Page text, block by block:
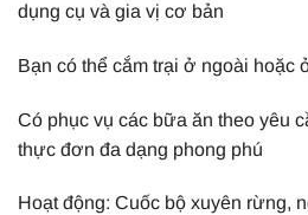
dụng cụ và gia vị cơ bản
Bạn có thể cắm trại ở ngoài hoặc
Có phục vụ các bữa ăn theo yêu
thực đơn đa dạng phong phú
Hoạt động: Cuốc bộ xuyên rừng,